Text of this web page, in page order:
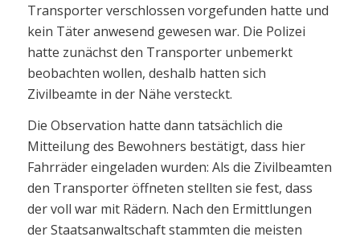
Transporter verschlossen vorgefunden hatte und
kein Täter anwesend gewesen war. Die Polizei
hatte zunächst den Transporter unbemerkt
beobachten wollen, deshalb hatten sich
Zivilbeamte in der Nähe versteckt.
Die Observation hatte dann tatsächlich die
Mitteilung des Bewohners bestätigt, dass hier
Fahrräder eingeladen wurden: Als die Zivilbeamten
den Transporter öffneten stellten sie fest, dass
der voll war mit Rädern. Nach den Ermittlungen
der Staatsanwaltschaft stammten die meisten